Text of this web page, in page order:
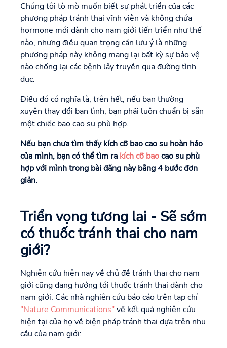
Chúng tôi tò mò muốn biết sự phát triển của các
phương pháp tránh thai vĩnh viễn và không chứa
hormone mới dành cho nam giới tiến triển như thế
nào, nhưng điều quan trọng cần lưu ý là những
phương pháp này không mang lại bất kỳ sự bảo vệ
nào chống lại các bệnh lây truyền qua đường tình
dục.
Điều đó có nghĩa là, trên hết, nếu bạn thường
xuyên thay đổi bạn tình, bạn phải luôn chuẩn bị sẵn
một chiếc bao cao su phù hợp.
Nếu bạn chưa tìm thấy kích cỡ bao cao su hoàn hảo
của mình, bạn có thể tìm ra kích cỡ baocao su phù
hợp với mình trong bài đăng này bằng 4 bước đơn
giản.
Triển vọng tương lai - Sẽ sớm
có thuốc tránh thai cho nam
giới?
Nghiên cứu hiện nay về chủ đề tránh thai cho nam
giới cũng đang hướng tới thuốc tránh thai dành cho
nam giới. Các nhà nghiên cứu báo cáo trên tạp chí
"Nature Communications"về kết quả nghiên cứu
hiện tại của họ về biện pháp tránh thai dựa trên nhu
cầu của nam giới: